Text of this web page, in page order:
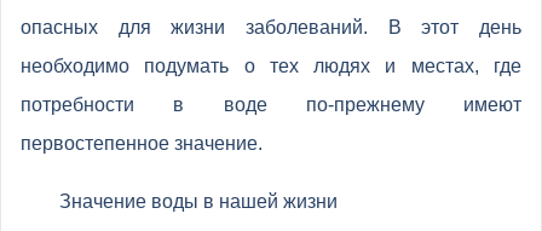
опасных для жизни заболеваний. В этот день
необходимо подумать о тех людях и местах, где
потребности в воде по-прежнему имеют
первостепенное значение.
Значение воды в нашей жизни